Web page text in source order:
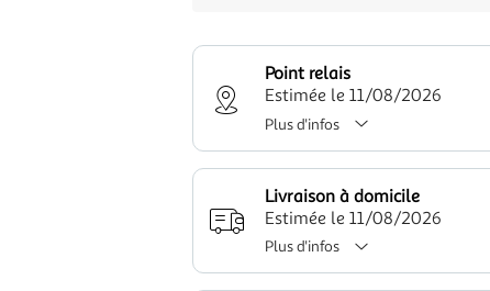
Point relais
Estimée le 11/08/2026
Plus d'infos
Livraison à domicile
Estimée le 11/08/2026
Plus d'infos